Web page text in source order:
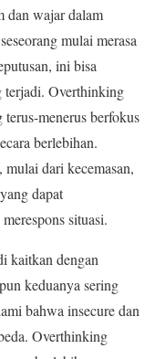
dan wajar dalam
mulai merasa
ini bisa
terjadi. Overthinking
menerus berfokus
berlebihan.
dari kecemasan,
dapat
situasi.
kaitkan dengan
keduanya sering
bahwa insecure dan
Overthinking